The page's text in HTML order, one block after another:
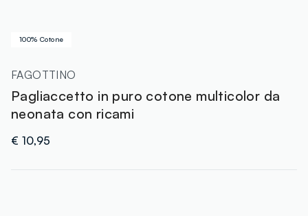
100% Cotone
FAGOTTINO
Pagliaccetto in puro cotone multicolor da
neonata con ricami
€ 10,95